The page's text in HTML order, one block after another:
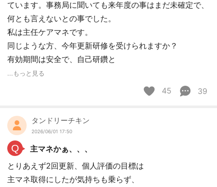
ています。事務局に聞いても来年度の事はまだ未確定で、
何とも言えないとの事でした。
私は主任ケアマネです。
同じような方、今年更新研修を受けられますか？
有効期間は安全で、自己研鑽と
...もっと見る
45 39
タンドリーチキン
2026/06/01 17:50
Q
主マネかぁ、、、
とりあえず2回更新、個人評価の目標は
主マネ取得にしたが気持ちも乗らず、